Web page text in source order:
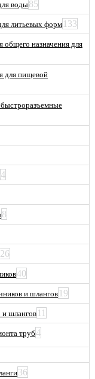
воды85
литьевых форм 133
общего назначения для
для пищевой
4
8
26
40
и шлангов 19
и шлангов 11
труб4
36